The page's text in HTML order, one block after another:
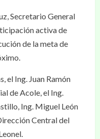
Secretario General
activa de
de la meta de
el Ing. Juan Ramón
de Acole, el Ing.
Ing. Miguel León
Central del